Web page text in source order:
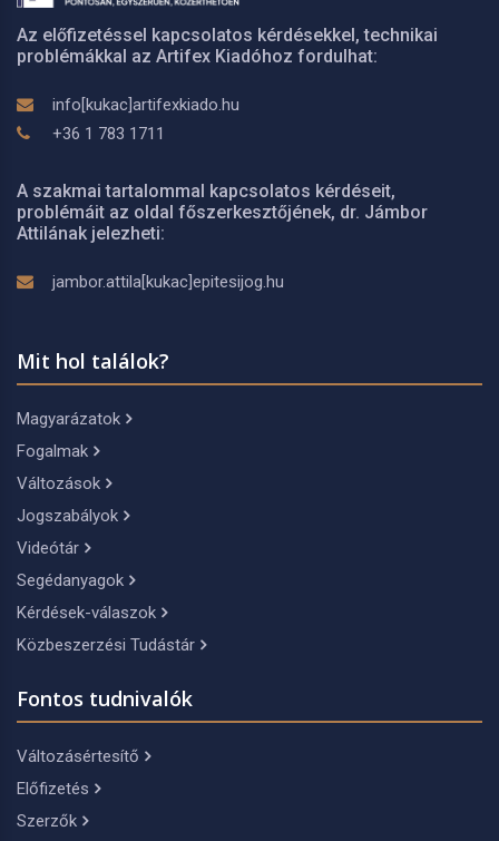
Az előfizetéssel kapcsolatos kérdésekkel, technikai
problémákkal az Artifex Kiadóhoz fordulhat:
info[kukac]artifexkiado.hu
+36 1 783 1711
A szakmai tartalommal kapcsolatos kérdéseit,
problémáit az oldal főszerkesztőjének, dr. Jámbor
Attilának jelezheti:
jambor.attila[kukac]epitesijog.hu
Mit hol találok?
Magyarázatok
Fogalmak
Változások
Jogszabályok
Videótár
Segédanyagok
Kérdések-válaszok
Közbeszerzési Tudástár
Fontos tudnivalók
Változásértesítő
Előfizetés
Szerzők